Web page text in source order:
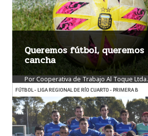
Queremos fútbol, queremos
cancha
Por Cooperativa de Trabajo Al Toque Ltda.
FÚTBOL - LIGA REGIONAL DE RÍO CUARTO - PRIMERA B